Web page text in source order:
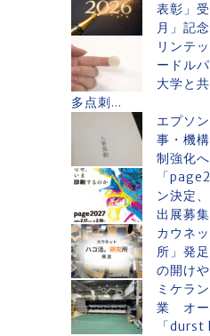
表彰」
月」記
リンテ
ードル
大学と
多点刺...
エプソ
事・機
制強化へ
「
ン決定
出展募
カウネ
所」発
の開け
ミケラ
業 オー
「